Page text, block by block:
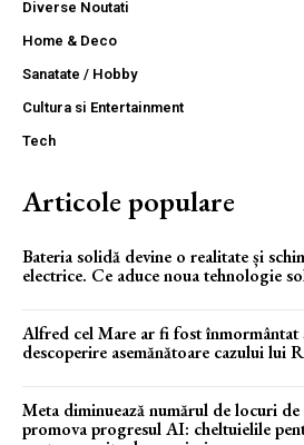
Diverse Noutati
Home & Deco
Sanatate / Hobby
Cultura si Entertainment
Tech
Articole populare
Bateria solidă devine o realitate și
electrice. Ce aduce noua tehnologie
Alfred cel Mare ar fi fost înmormântat
descoperire asemănătoare cazului lui
Meta diminuează numărul de locuri de
promova progresul AI: cheltuielile